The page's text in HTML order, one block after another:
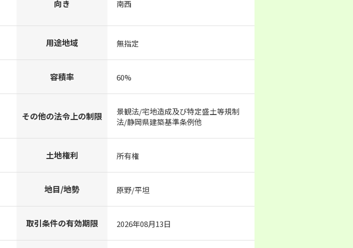
向き 南西
用途地域 無指定
容積率 60%
その他の法令上の制限
景観法/宅地造成及び特定盛土等規制
法/静岡県建築基準条例他
土地権利 所有権
地目/地勢 原野/平坦
取引条件の有効期限 2026年08月13日